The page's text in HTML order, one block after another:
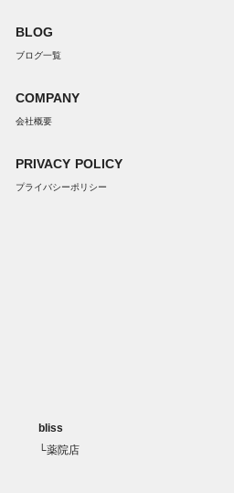
BLOG
ブログ一覧
COMPANY
会社概要
PRIVACY POLICY
プライバシーポリシー
bliss
└薬院店